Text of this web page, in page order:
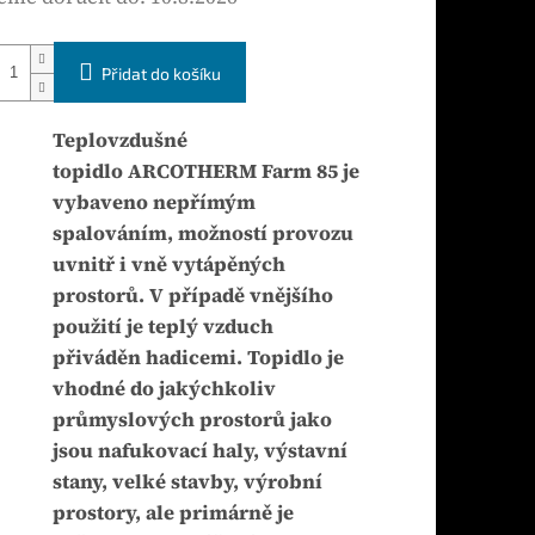
Přidat do košíku
Teplovzdušné
topidlo ARCOTHERM Farm 85 je
vybaveno nepřímým
spalováním, možností provozu
uvnitř i vně vytápěných
prostorů. V případě vnějšího
použití je teplý vzduch
přiváděn hadicemi. Topidlo je
vhodné do jakýchkoliv
průmyslových prostorů jako
jsou nafukovací haly, výstavní
stany, velké stavby, výrobní
prostory, ale primárně je